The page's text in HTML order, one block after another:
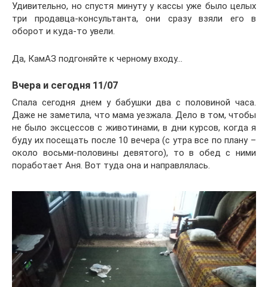
Удивительно, но спустя минуту у кассы уже было целых
три продавца-консультанта, они сразу взяли его в
оборот и куда-то увели.
Да, КамАЗ подгоняйте к черному входу…
Вчера и сегодня 11/07
Спала сегодня днем у бабушки два с половиной часа.
Даже не заметила, что мама уезжала. Дело в том, чтобы
не было эксцессов с животинами, в дни курсов, когда я
буду их посещать после 10 вечера (с утра все по плану –
около восьми-половины девятого), то в обед с ними
поработает Аня. Вот туда она и направлялась.